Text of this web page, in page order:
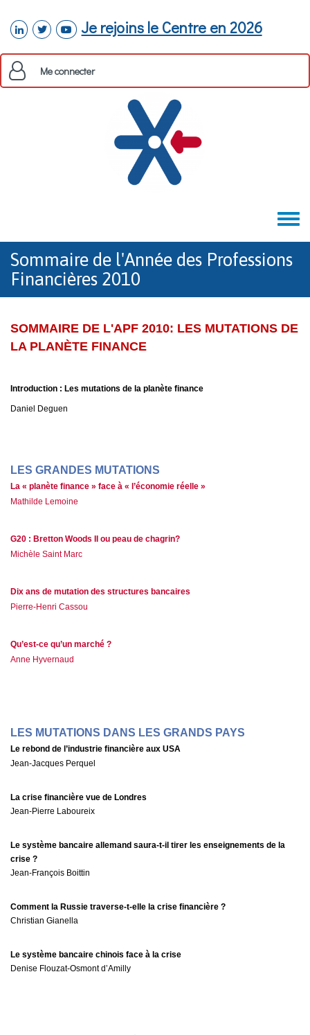
linkedintwitteryoutube
Je rejoins le Centre en 2026
Me connecter
Toggle
Sommaire de l'Année des Professions
Financières 2010
SOMMAIRE DE L'APF 2010: LES MUTATIONS DE
LA PLANÈTE FINANCE
Introduction : Les mutations de la planète finance
Daniel Deguen
LES GRANDES MUTATIONS
La « planète finance » face à « l’économie réelle »
Mathilde Lemoine
G20 : Bretton Woods II ou peau de chagrin?
Michèle Saint Marc
Dix ans de mutation des structures bancaires
Pierre-Henri Cassou
Qu’est-ce qu’un marché ?
Anne Hyvernaud
LES MUTATIONS DANS LES GRANDS PAYS
Le rebond de l’industrie financière aux USA
Jean-Jacques Perquel
La crise financière vue de Londres
Jean-Pierre Laboureix
Le système bancaire allemand saura-t-il tirer les enseignements de la
crise ?
Jean-François Boittin
Comment la Russie traverse-t-elle la crise financière ?
Christian Gianella
Le système bancaire chinois face à la crise
Denise Flouzat-Osmont d’Amilly